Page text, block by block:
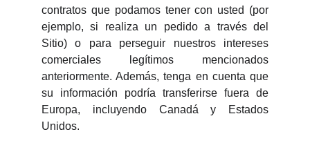
contratos que podamos tener con usted (por
ejemplo, si realiza un pedido a través del
Sitio) o para perseguir nuestros intereses
comerciales legítimos mencionados
anteriormente. Además, tenga en cuenta que
su información podría transferirse fuera de
Europa, incluyendo Canadá y Estados
Unidos.